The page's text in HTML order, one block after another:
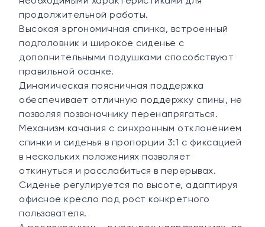
продолжительной работы.
Высокая эргономичная спинка, встроенный
подголовник и широкое сиденье с
дополнительными подушками способствуют
правильной осанке.
Динамическая поясничная поддержка
обеспечивает отличную поддержку спины, не
позволяя позвоночнику перенапрягаться.
Механизм качания с синхронным отклонением
спинки и сиденья в пропорции 3:1 с фиксацией
в нескольких положениях позволяет
откинуться и расслабиться в перерывах.
Сиденье регулируется по высоте, адаптируя
офисное кресло под рост конкретного
пользователя.